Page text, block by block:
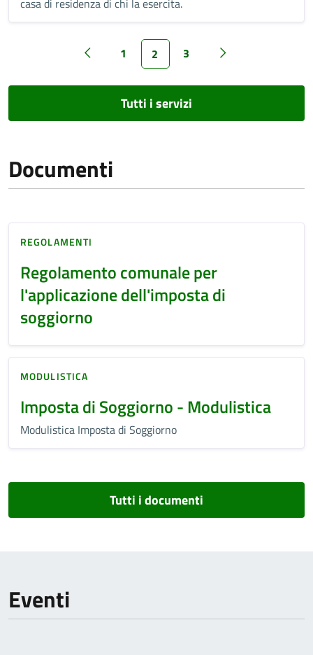
casa di residenza di chi la esercita.
1 2 3
Tutti i servizi
Documenti
REGOLAMENTI
Regolamento comunale per
l'applicazione dell'imposta di
soggiorno
MODULISTICA
Imposta di Soggiorno - Modulistica
Modulistica Imposta di Soggiorno
Tutti i documenti
Eventi